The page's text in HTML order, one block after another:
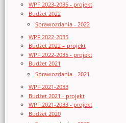
WPF 2023-2035 - projekt
Budżet 2022
Sprawozdania - 2022
WPF 2022-2035
Budżet 2022 – projekt
WPF 2022-2035 - projekt
Budżet 2021
Sprawozdania - 2021
WPF 2021-2033
Budżet 2021 - projekt
WPF 2021-2033 - projekt
Budżet 2020